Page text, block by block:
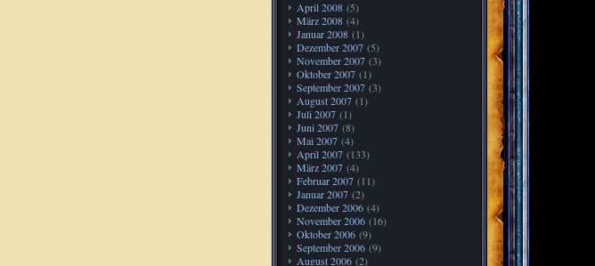
April 2008 (5)
März 2008 (4)
Januar 2008 (1)
Dezember 2007 (5)
November 2007 (3)
Oktober 2007 (1)
September 2007 (3)
August 2007 (1)
Juli 2007 (1)
Juni 2007 (8)
Mai 2007 (4)
April 2007 (133)
März 2007 (4)
Februar 2007 (11)
Januar 2007 (2)
Dezember 2006 (4)
November 2006 (16)
Oktober 2006 (9)
September 2006 (9)
August 2006 (2)